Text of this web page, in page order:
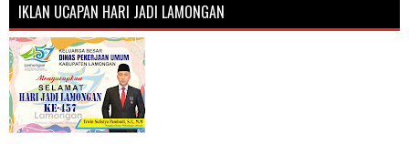
IKLAN UCAPAN HARI JADI LAMONGAN